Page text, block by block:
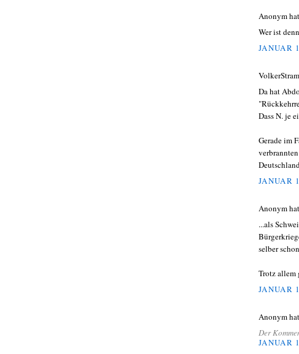
Anonym
Wer ist
JANUAR
Da hat
Dass N. je
Gerade im
JANUAR
Anonym
...als
selber
Trotz allem
JANUAR
Anonym
Der
JANUAR